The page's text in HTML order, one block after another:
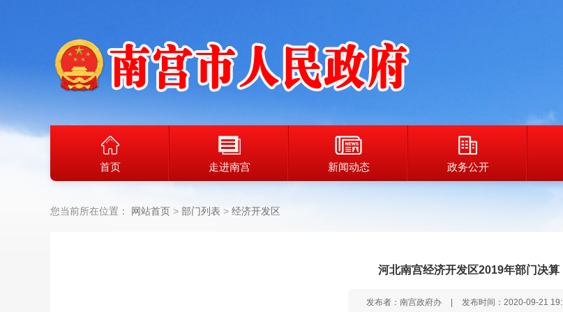
首页 走进南宫 新闻动态 政务公开
您当前所在位置： 网站首页 部门列表 经济开发区
河北南宫经济开发区2019年部门决算
发布者：南宫政府办 发布时间：2020-09-21